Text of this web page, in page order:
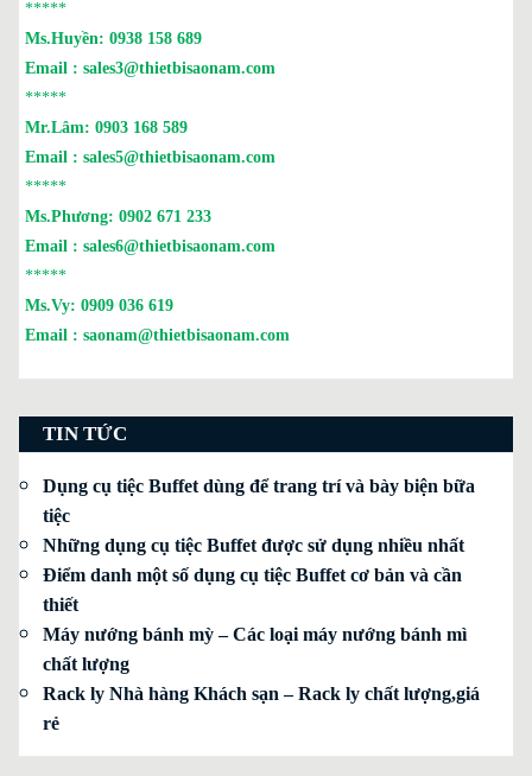
*****
Ms.Huyền: 0938 158 689
Email : sales3@thietbisaonam.com
*****
Mr.Lâm: 0903 168 589
Email : sales5@thietbisaonam.com
*****
Ms.Phương: 0902 671 233
Email : sales6@thietbisaonam.com
*****
Ms.Vy: 0909 036 619
Email : saonam@thietbisaonam.com
TIN TỨC
Dụng cụ tiệc Buffet dùng để trang trí và bày biện bữa
tiệc
Những dụng cụ tiệc Buffet được sử dụng nhiều nhất
Điểm danh một số dụng cụ tiệc Buffet cơ bản và cần
thiết
Máy nướng bánh mỳ – Các loại máy nướng bánh mì
chất lượng
Rack ly Nhà hàng Khách sạn – Rack ly chất lượng,giá
rẻ